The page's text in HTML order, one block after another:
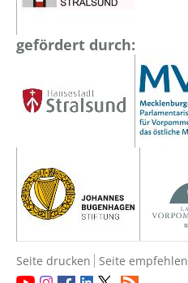
gefördert durch:
Seite drucken Seite empfehlen